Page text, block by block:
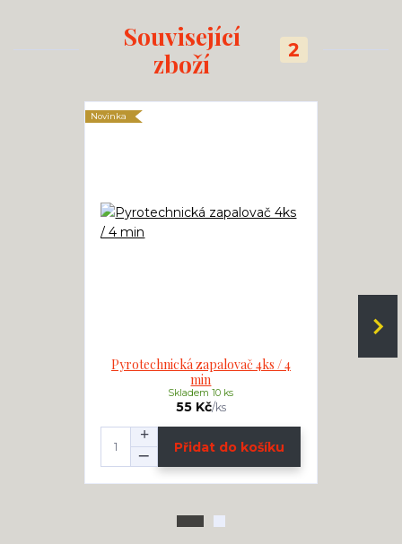
Související
zboží
2
Novinka
Pyrotechnická zapalovač 4ks / 4
min
55 Kč/ks
Skladem 10 ks
Přidat do košíku